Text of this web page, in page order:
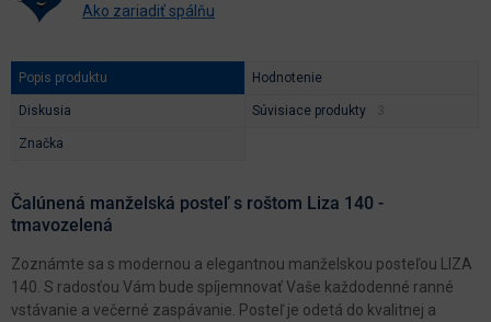
Ako zariadiť spálňu
Popis produktu Hodnotenie
Diskusia Súvisiace produkty
Značka
Čalúnená manželská posteľ s roštom Liza 140 -
tmavozelená
Zoznámte sa s modernou a elegantnou manželskou posteľou LIZA
140. S radosťou Vám bude spíjemnovať Vaše každodenné ranné
vstávanie a večerné zaspávanie. Posteľ je odetá do kvalitnej a